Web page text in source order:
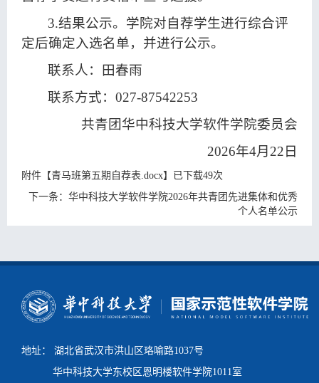
3.结果公示。学院对自荐学生进行综合评
定后确定入选名单，并进行公示。
联系人：田春雨
联系方式：027-87542253
共青团华中科技大学软件学院委员会
2026年4月 22 日
附件【青马班第五期自荐表.docx】已下载49次
下一条： 华中科技大学软件学院2026年共青团先进集体和优秀
个人名单公示
地址： 湖北省武汉市洪山区珞喻路1037号
华中科技大学东校区 恩明楼软件学院1011室